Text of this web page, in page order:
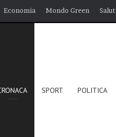
Economia Mondo Green
SPORT POLITICA